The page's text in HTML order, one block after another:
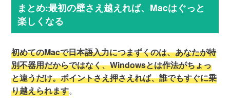
まとめ:最初の壁さえ越えれば、Macはぐっと
楽しくなる
初めてのMacで日本語入力につまずくのは、あなたが特
別不器用だからではなく、Windowsとは作法がちょっ
と違うだけ。ポイントさえ押さえれば、誰でもすぐに乗
り越えられます。